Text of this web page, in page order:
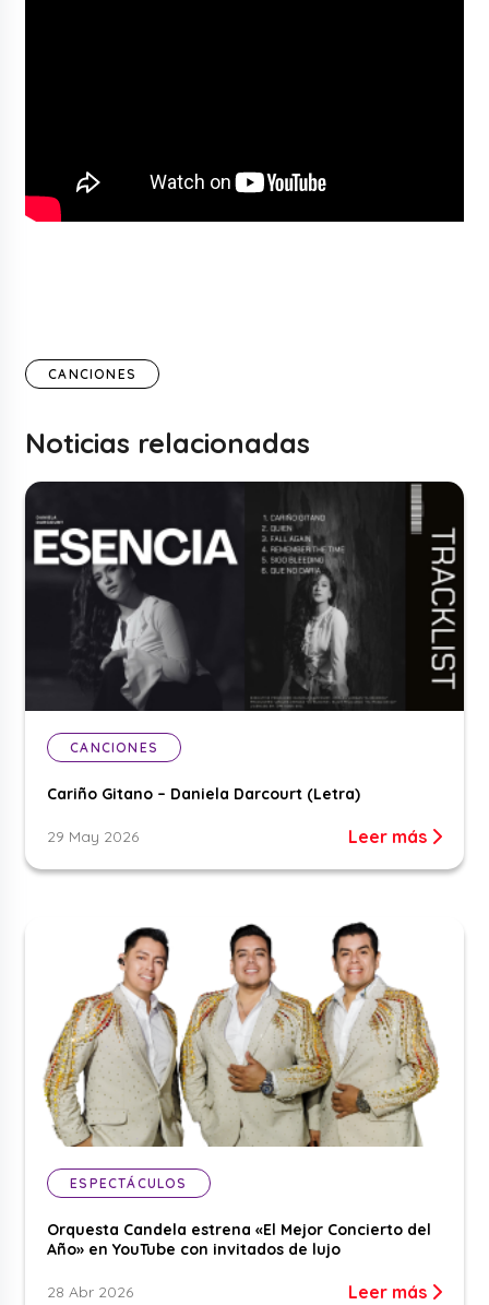
CANCIONES
Noticias relacionadas
CANCIONES
Cariño Gitano – Daniela Darcourt (Letra)
29 May 2026 Leer más
ESPECTÁCULOS
Orquesta Candela estrena «El Mejor Concierto del
Año» en YouTube con invitados de lujo
28 Abr 2026 Leer más